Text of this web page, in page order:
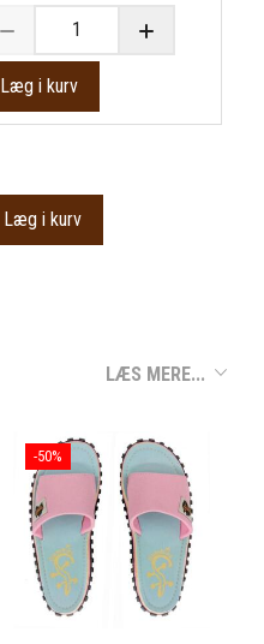
Læg i kurv
Læg i kurv
LÆS MERE...
-50%